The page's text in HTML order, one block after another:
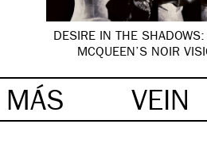
DESIRE IN THE
MCQUEEN’S NOIR
MÁS VEIN